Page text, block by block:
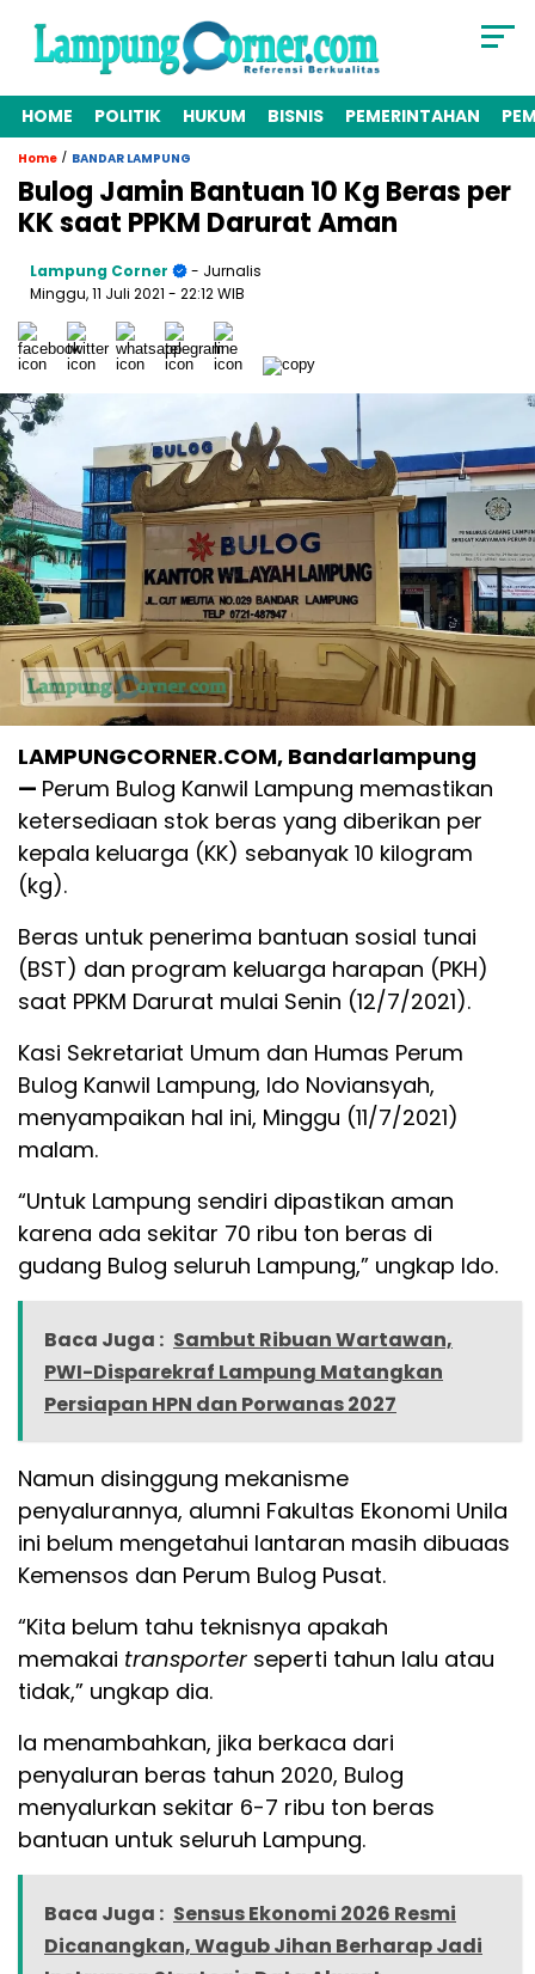
HOME POLITIK HUKUM BISNIS PEMERINTAHAN
Home / BANDAR LAMPUNG
Bulog Jamin Bantuan 10 Kg Beras per
KK saat PPKM Darurat Aman
Lampung Corner
- Jurnalis
Minggu, 11 Juli 2021 - 22:12 WIB
LAMPUNGCORNER.COM, Bandarlampung
— Perum Bulog Kanwil Lampung memastikan
ketersediaan stok beras yang diberikan per
kepala keluarga (KK) sebanyak 10 kilogram
(kg).
Beras untuk penerima bantuan sosial tunai
(BST) dan program keluarga harapan (PKH)
saat PPKM Darurat mulai Senin (12/7/2021).
Kasi Sekretariat Umum dan Humas Perum
Bulog Kanwil Lampung, Ido Noviansyah,
menyampaikan hal ini, Minggu (11/7/2021)
malam.
“Untuk Lampung sendiri dipastikan aman
karena ada sekitar 70 ribu ton beras di
gudang Bulog seluruh Lampung,” ungkap Ido.
Baca Juga : Sambut Ribuan Wartawan,
PWI-Disparekraf Lampung Matangkan
Persiapan HPN dan Porwanas 2027
Namun disinggung mekanisme
penyalurannya, alumni Fakultas Ekonomi Unila
ini belum mengetahui lantaran masih dibuaas
Kemensos dan Perum Bulog Pusat.
“Kita belum tahu teknisnya apakah
memakai transporter seperti tahun lalu atau
tidak,” ungkap dia.
Ia menambahkan, jika berkaca dari
penyaluran beras tahun 2020, Bulog
menyalurkan sekitar 6-7 ribu ton beras
bantuan untuk seluruh Lampung.
Baca Juga : Sensus Ekonomi 2026 Resmi
Dicanangkan, Wagub Jihan Berharap Jadi